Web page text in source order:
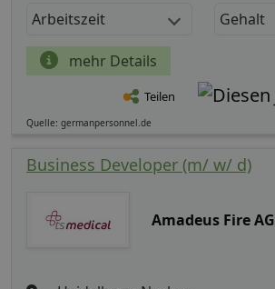
Arbeitszeit Gehalt
mehr Details
Teilen
Quelle: germanpersonnel.de
Business Developer (m/ w/ d)
Amadeus Fire AG